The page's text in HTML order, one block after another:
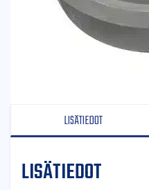
LISÄTIEDOT
LISÄTIEDOT